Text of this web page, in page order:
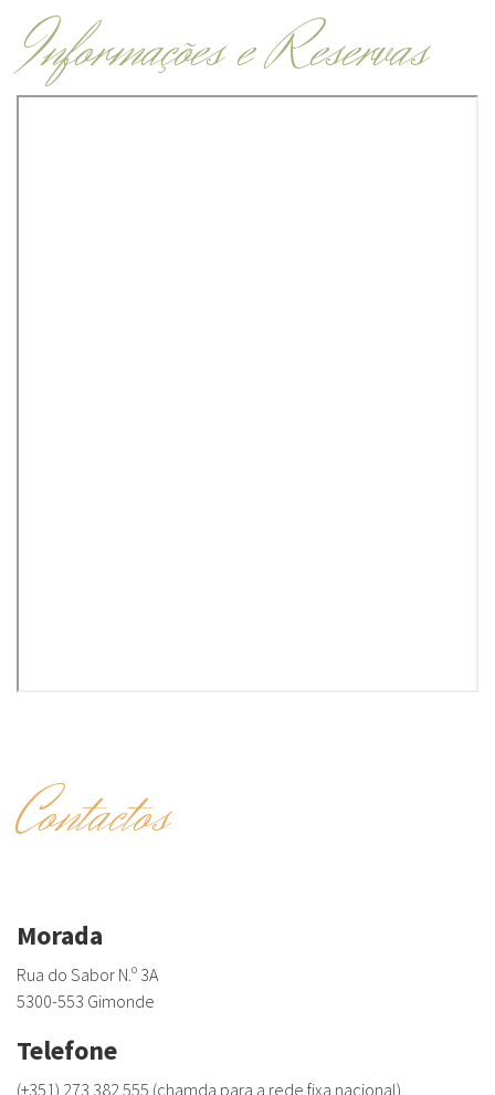
Informações e Reservas
Contactos
Morada
Rua do Sabor N.º 3A
5300-553 Gimonde
Telefone
(+351) 273 382 555 (chamda para a rede fixa nacional)